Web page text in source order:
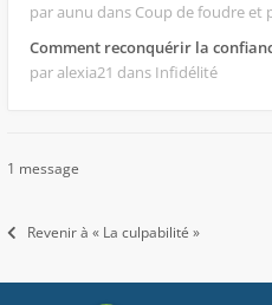
par aunu dans Coup de foudre et
Comment reconquérir la
par alexia21 dans Infidélité
1 message
Revenir à « La culpabilité »